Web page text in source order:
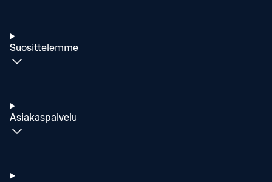
Suosittelemme
Asiakaspalvelu